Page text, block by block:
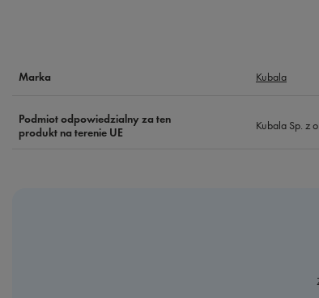
Marka Kubala
Podmiot odpowiedzialny za ten
produkt na terenie UE
Kubala Sp. z